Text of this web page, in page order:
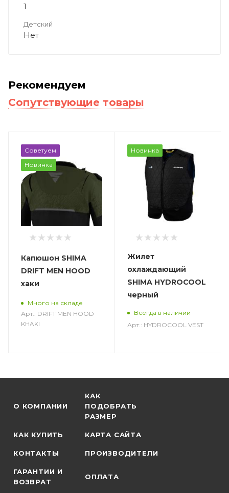
1
Детский
Нет
Рекомендуем
Сопутствующие товары
Советуем
Новинка
Капюшон SHIMA
DRIFT MEN HOOD
хаки
Много на складе
Арт.: DRIFT MEN HOOD
KHAKI
Новинка
Жилет
охлаждающий
SHIMA HYDROCOOL
черный
Всегда в наличии
Арт.: HYDROCOOL VEST
О КОМПАНИИ
КАК
ПОДОБРАТЬ
РАЗМЕР
КАК КУПИТЬ КАРТА САЙТА
КОНТАКТЫ ПРОИЗВОДИТЕЛИ
ГАРАНТИИ И
ВОЗВРАТ
ОПЛАТА